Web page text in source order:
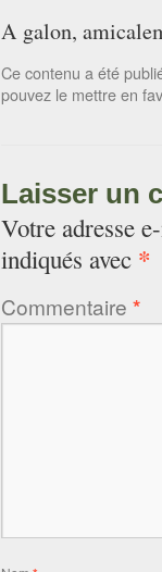
A galon,
Ce contenu a été
pouvez le mettre en
Laisser un
Votre adresse
indiqués avec *
Commentaire *